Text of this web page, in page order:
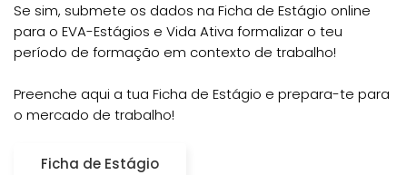
Se sim, submete os dados na Ficha de Estágio online
para o EVA-Estágios e Vida Ativa formalizar o teu
período de formação em contexto de trabalho!
Preenche aqui a tua Ficha de Estágio e prepara-te para
o mercado de trabalho!
Ficha de Estágio